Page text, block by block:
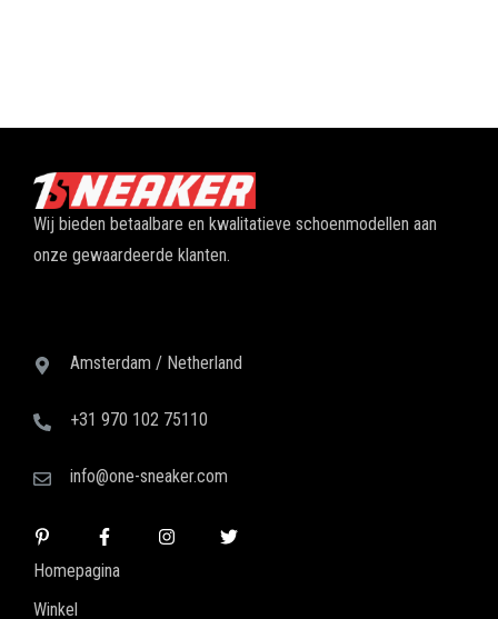
Wij bieden betaalbare en kwalitatieve schoenmodellen aan
onze gewaardeerde klanten.
Amsterdam / Netherland
+31 970 102 75110
info@one-sneaker.com
Homepagina
Winkel